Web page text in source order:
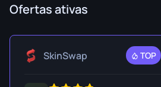
Ofertas ativas
SkinSwap TOP